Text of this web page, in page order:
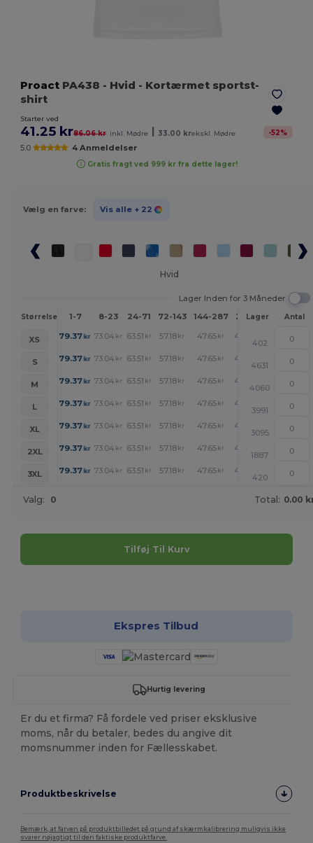
Proact PA438 - Hvid - Kortærmet sportst-
shirt
Starter ved
41.25 kr86.06 kr inkl. Mødre 33.00 krekskl. Mødre -52%
5.0 4 Anmeldelser
Gratis fragt ved 999 kr fra dette lager!
Vælg en farve: Vis alle + 22
Hvid
Lager Inden for 3 Måneder
Størrelse 1-7 8-23 24-71 72-143 144-287 288 + Mere
Lager Antal
XS 79.37kr 73.04 kr 63.51 kr 57.18 kr 47.65 kr 41.25
402
S
79.37kr 73.04 kr 63.51 kr 57.18 kr 47.65 kr 41.25
4631
M
79.37kr 73.04 kr 63.51 kr 57.18 kr 47.65 kr 41.25
4060
L
79.37kr 73.04 kr 63.51 kr 57.18 kr 47.65 kr 41.25
3991
XL
79.37kr 73.04 kr 63.51 kr 57.18 kr 47.65 kr 41.25
3095
2XL
79.37kr 73.04 kr 63.51 kr 57.18 kr 47.65 kr 41.25
1887
3XL
79.37kr 73.04 kr 63.51 kr 57.18 kr 47.65 kr 41.25
420
Valg: 0 Total: 0.00
Tilføj Til Kurv
Ekspres Tilbud
Hurtig levering
Er du et firma? Få fordele ved priser eksklusive
moms, når du betaler, bedes du angive dit
momsnummer inden for Fællesskabet.
Produktbeskrivelse
Bemærk, at farven på produktbilledet på grund af skærmkalibrering muligvis ikke
svarer nøjagtigt til den faktiske produktfarve.